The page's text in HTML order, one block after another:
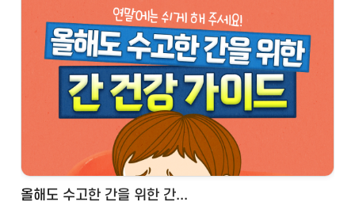
올해도 수고한 간을 위한 간...